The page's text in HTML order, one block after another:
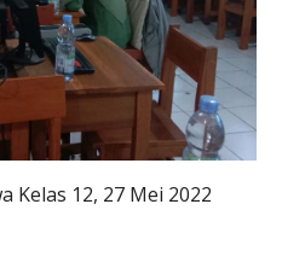
Kelas 12, 27 Mei 2022